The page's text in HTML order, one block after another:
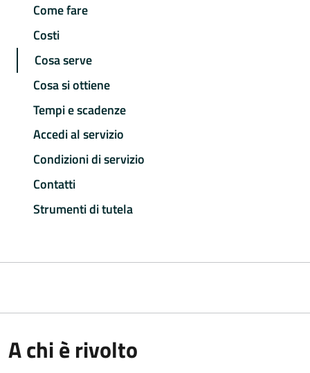
Come fare
Costi
Cosa serve
Cosa si ottiene
Tempi e scadenze
Accedi al servizio
Condizioni di servizio
Contatti
Strumenti di tutela
A chi è rivolto